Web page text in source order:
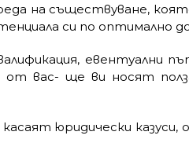
на съществуване,
си по оптимално
евентуални
от вас- ще ви носят
юридически